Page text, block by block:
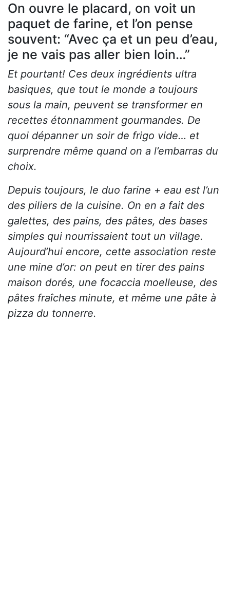
On ouvre le placard, on voit un
paquet de farine, et l’on pense
souvent: “Avec ça et un peu d’eau,
je ne vais pas aller bien loin…”
Et pourtant! Ces deux ingrédients ultra
basiques, que tout le monde a toujours
sous la main, peuvent se transformer en
recettes étonnamment gourmandes. De
quoi dépanner un soir de frigo vide… et
surprendre même quand on a l’embarras du
choix.
Depuis toujours, le duo farine + eau est l’un
des piliers de la cuisine. On en a fait des
galettes, des pains, des pâtes, des bases
simples qui nourrissaient tout un village.
Aujourd’hui encore, cette association reste
une mine d’or: on peut en tirer des pains
maison dorés, une focaccia moelleuse, des
pâtes fraîches minute, et même une pâte à
pizza du tonnerre.